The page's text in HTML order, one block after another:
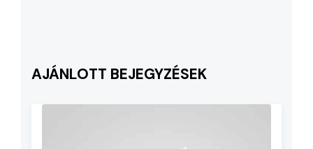
AJÁNLOTT BEJEGYZÉSEK